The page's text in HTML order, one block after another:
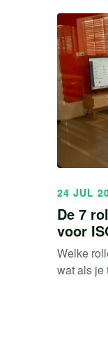
24 JUL
De 7
voor
Welke
wat als je